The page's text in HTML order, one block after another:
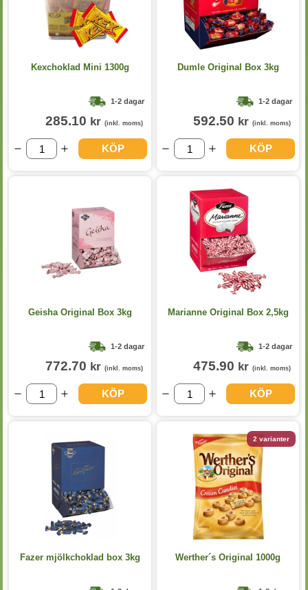
Kexchoklad Mini 1300g
1-2 dagar
285.10 kr (inkl. moms)
KÖP
Dumle Original Box 3kg
1-2 dagar
592.50 kr (inkl. moms)
KÖP
Geisha Original Box 3kg
1-2 dagar
772.70 kr (inkl. moms)
KÖP
Marianne Original Box 2,5kg
1-2 dagar
475.90 kr (inkl. moms)
KÖP
Fazer mjölkchoklad box 3kg
2 varianter
Werther´s Original 1000g